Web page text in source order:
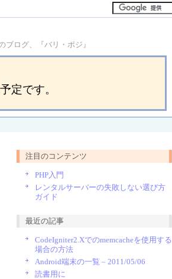
ブログ、『バリ・ポジ』
定です。
注目のコンテンツ
PHP入門
レンタルサーバーの失敗しない選び方
ガイド
最近の記事
CodeIgniter2.Xでのmemcacheを使用する
場合の方法
Android端末の一覧 – 2011/05/06
読書用に